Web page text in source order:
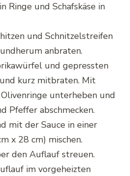
Ringe und Schafskäse in
und Schnitzelstreifen
anbraten.
und gepressten
kurz mitbraten. Mit
unterheben und
Pfeffer abschmecken.
mit der Sauce in einer
x 28 cm) mischen.
den Auflauf streuen.
im vorgeheizten